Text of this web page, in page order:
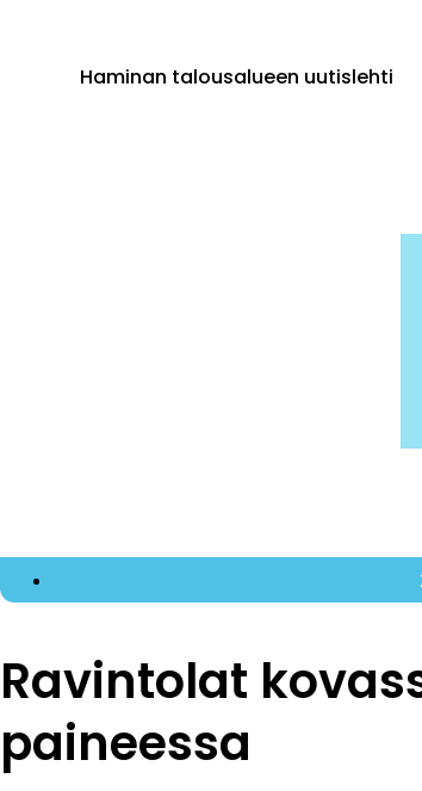
Haminan talousalueen uutislehti
Ravintolat
paineessa